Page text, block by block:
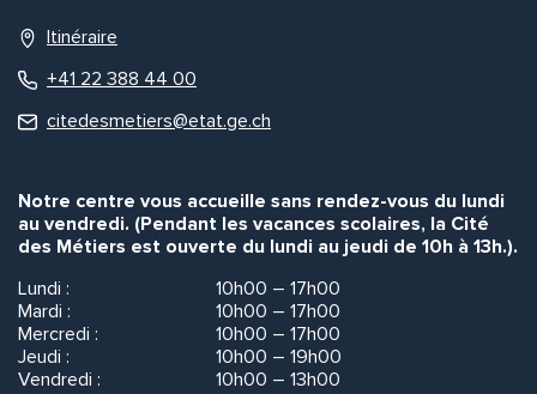
Itinéraire
+41 22 388 44 00
citedesmetiers@etat.ge.ch
Notre centre vous accueille sans rendez-vous du lundi
au vendredi. (Pendant les vacances scolaires, la Cité
des Métiers est ouverte du lundi au jeudi de 10h à 13h.).
Lundi :
10h00 – 17h00
Mardi :
10h00 – 17h00
Mercredi :
10h00 – 17h00
Jeudi :
10h00 – 19h00
Vendredi :
10h00 – 13h00